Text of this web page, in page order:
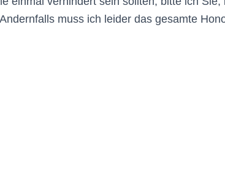
muss ich leider das gesamte